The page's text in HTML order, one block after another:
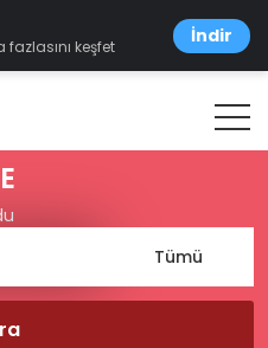
keşfet
İndir